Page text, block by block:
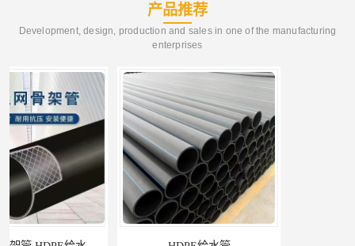
产品推荐
Development, design, production and sales in one of the manufacturing
enterprises